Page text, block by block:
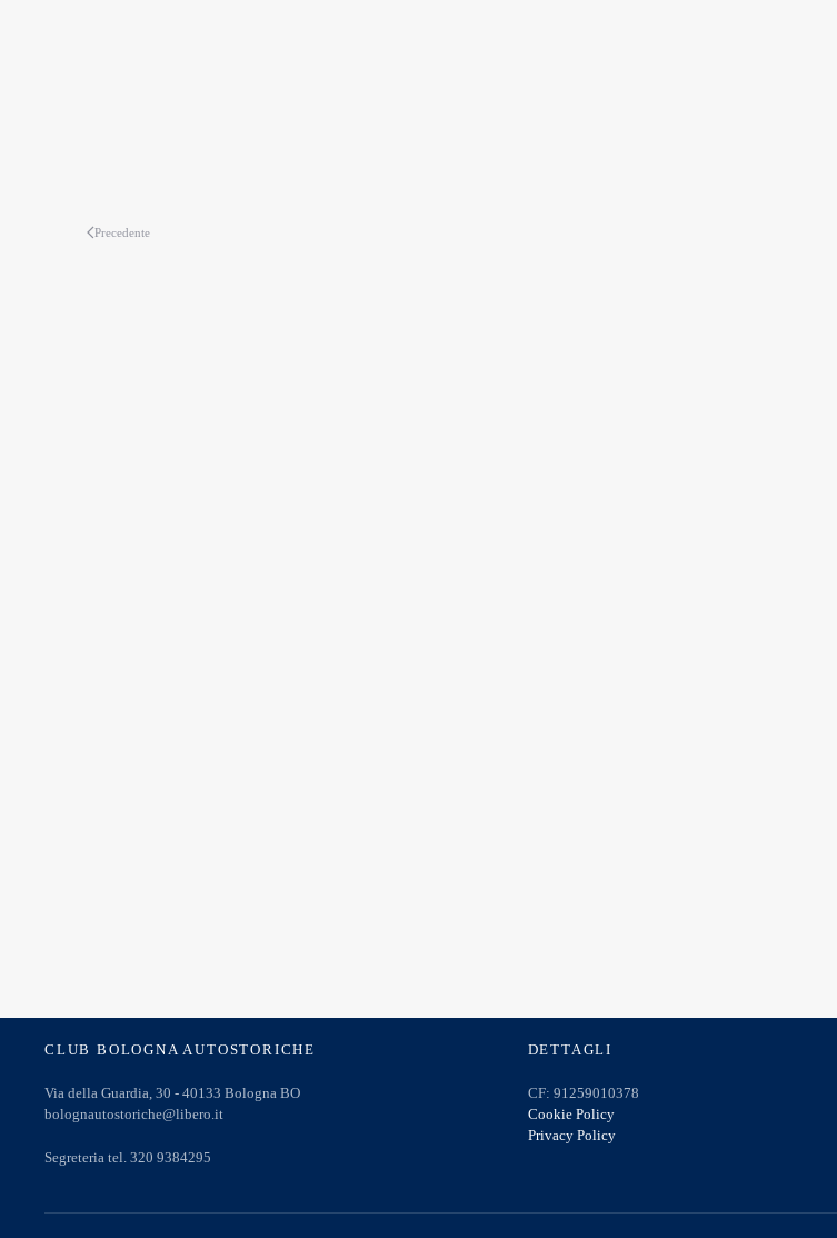
Precedente
CLUB BOLOGNA AUTOSTORICHE
Via della Guardia, 30 - 40133 Bologna BO
bolognautostoriche@libero.it
Segreteria tel. 320 9384295
DETTAGLI
CF: 91259010378
Cookie Policy
Privacy Policy